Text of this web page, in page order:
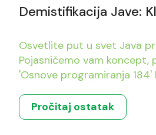
Demistifikacija Jave:
Osvetlite put u svet Java
Pojasničemo vam koncept, promenljive, operatore i naredbeu Javi. Pridružite se kursu
'Osnove programiranja
Pročitaj ostatak